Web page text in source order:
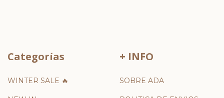
Categorías
WINTER SALE 🔥
+ INFO
SOBRE ADA